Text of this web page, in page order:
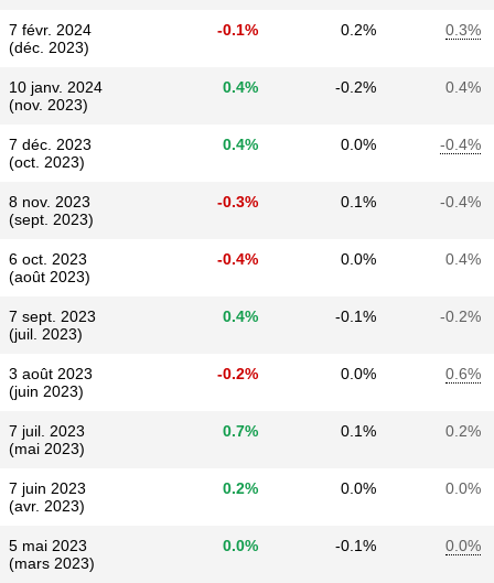
7 févr. 2024
(déc. 2023)
-0.1% 0.2% 0.3%
10 janv. 2024
(nov. 2023)
0.4% -0.2% 0.4%
7 déc. 2023
(oct. 2023)
0.4% 0.0% -0.4%
8 nov. 2023
(sept. 2023)
-0.3% 0.1% -0.4%
6 oct. 2023
(août 2023)
-0.4% 0.0% 0.4%
7 sept. 2023
(juil. 2023)
0.4% -0.1% -0.2%
3 août 2023
(juin 2023)
-0.2% 0.0% 0.6%
7 juil. 2023
(mai 2023)
0.7% 0.1% 0.2%
7 juin 2023
(avr. 2023)
0.2% 0.0% 0.0%
5 mai 2023
(mars 2023)
0.0% -0.1% 0.0%